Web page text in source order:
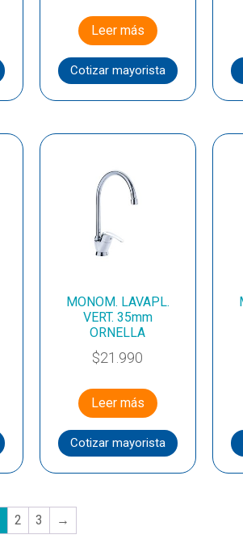
Leer más
Cotizar mayorista
MONOM. LAVAPL.
VERT. 35mm
ORNELLA
$21.990
Leer más
Cotizar mayorista
2 3 →